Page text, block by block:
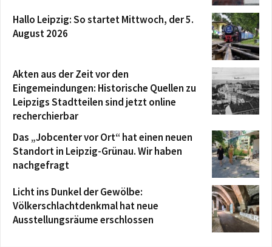
Hallo Leipzig: So startet Mittwoch, der 5.
August 2026
Akten aus der Zeit vor den
Eingemeindungen: Historische Quellen zu
Leipzigs Stadtteilen sind jetzt online
recherchierbar
Das „Jobcenter vor Ort“ hat einen neuen
Standort in Leipzig-Grünau. Wir haben
nachgefragt
Licht ins Dunkel der Gewölbe:
Völkerschlachtdenkmal hat neue
Ausstellungsräume erschlossen